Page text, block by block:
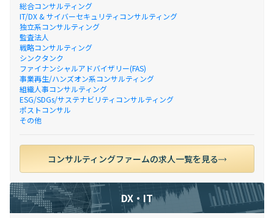
総合コンサルティング
IT/DX & サイバーセキュリティコンサルティング
独立系コンサルティング
監査法人
戦略コンサルティング
シンクタンク
ファイナンシャルアドバイザリー(FAS)
事業再生/ハンズオン系コンサルティング
組織人事コンサルティング
ESG/SDGs/サステナビリティコンサルティング
ポストコンサル
その他
コンサルティングファームの求人一覧を見る
DX・IT